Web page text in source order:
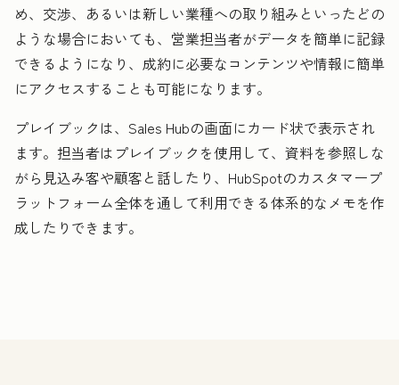
め、交渉、あるいは新しい業種への取り組みといったどの
ような場合においても、営業担当者がデータを簡単に記録
できるようになり、成約に必要なコンテンツや情報に簡単
にアクセスすることも可能になります。
プレイブックは、Sales Hubの画面にカード状で表示され
ます。担当者はプレイブックを使用して、資料を参照しな
がら見込み客や顧客と話したり、HubSpotのカスタマープ
ラットフォーム全体を通して利用できる体系的なメモを作
成したりできます。